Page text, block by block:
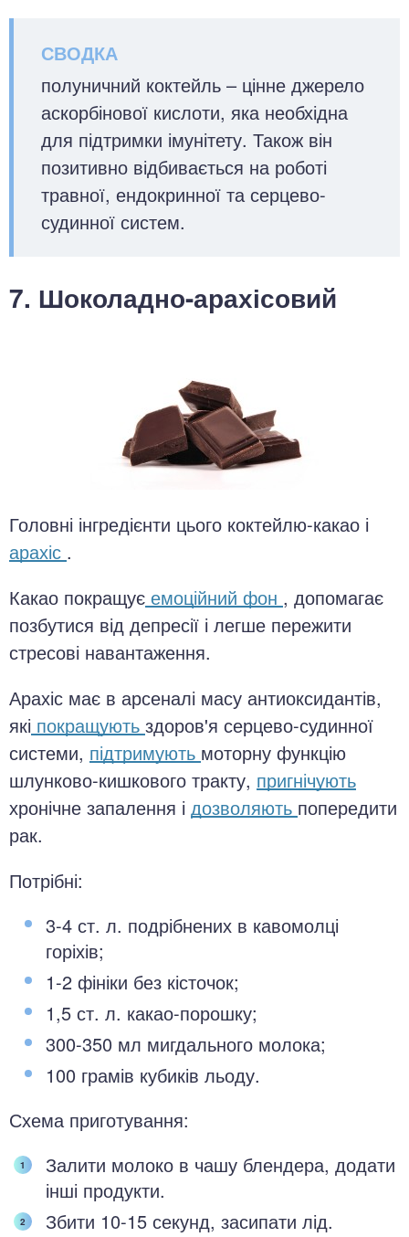
полуничний коктейль – цінне джерело
аскорбінової кислоти, яка необхідна
для підтримки імунітету. Також він
позитивно відбивається на роботі
травної, ендокринної та серцево-
судинної систем.
7. Шоколадно-арахісовий
Головні інгредієнти цього коктейлю-какао і
арахіс .
Какао покращує емоційний фон , допомагає
позбутися від депресії і легше пережити
стресові навантаження.
Арахіс має в арсеналі масу антиоксидантів,
які покращують здоров'я серцево-судинної
системи, підтримують моторну функцію
шлунково-кишкового тракту, пригнічують
хронічне запалення і дозволяють попередити
рак.
Потрібні:
3-4 ст. л. подрібнених в кавомолці
горіхів;
1-2 фініки без кісточок;
1,5 ст. л. какао-порошку;
300-350 мл мигдального молока;
100 грамів кубиків льоду.
Схема приготування:
Залити молоко в чашу блендера, додати
інші продукти.
Збити 10-15 секунд, засипати лід.